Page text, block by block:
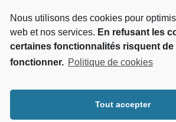
Nous utilisons des cookies pour
web et nos services. En refusant les
certaines fonctionnalités risquent de
fonctionner. Politique de cookies
Tout accepter
Qui sommes nous ?
Le projet Rosace